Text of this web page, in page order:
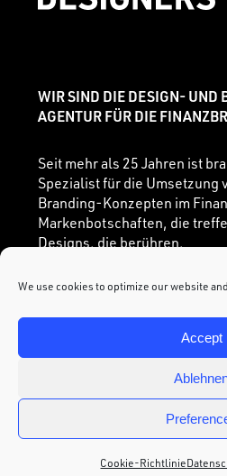
We use cookies to optimize our website
Accept
Cookie-Richtlinie
WIR SIND DIE DESIGN- UND
AGENTUR FÜR DIE
Seit mehr als 25 Jahren ist
Spezialist für die Umsetzung
Branding-Konzepten im
Markenbotschaften, die
Designs, die berühren.
werden. brandtec ist eine
und Frankfurt am Main. Mit
strategischer Beratung und
Kreation realisiert brandtec